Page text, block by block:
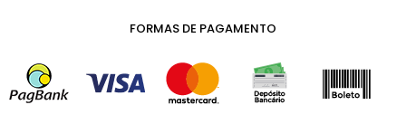
FORMAS DE PAGAMENTO